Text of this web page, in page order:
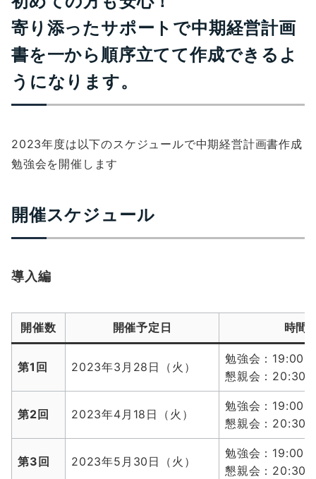
寄り添ったサポートで中期経営計画
書を一から順序立てて作成できるよ
うになります。
2023年度は以下のスケジュールで中期経営計画書作成
勉強会を開催します
開催スケジュール
導入編
開催数 開催予定日 時間
第1回 2023年3月28日（火）
勉強会：19:00
懇親会：20:30
第2回 2023年4月18日（火）
勉強会：19:00
懇親会：20:30
第3回 2023年5月30日（火）
勉強会：19:00
懇親会：20:30